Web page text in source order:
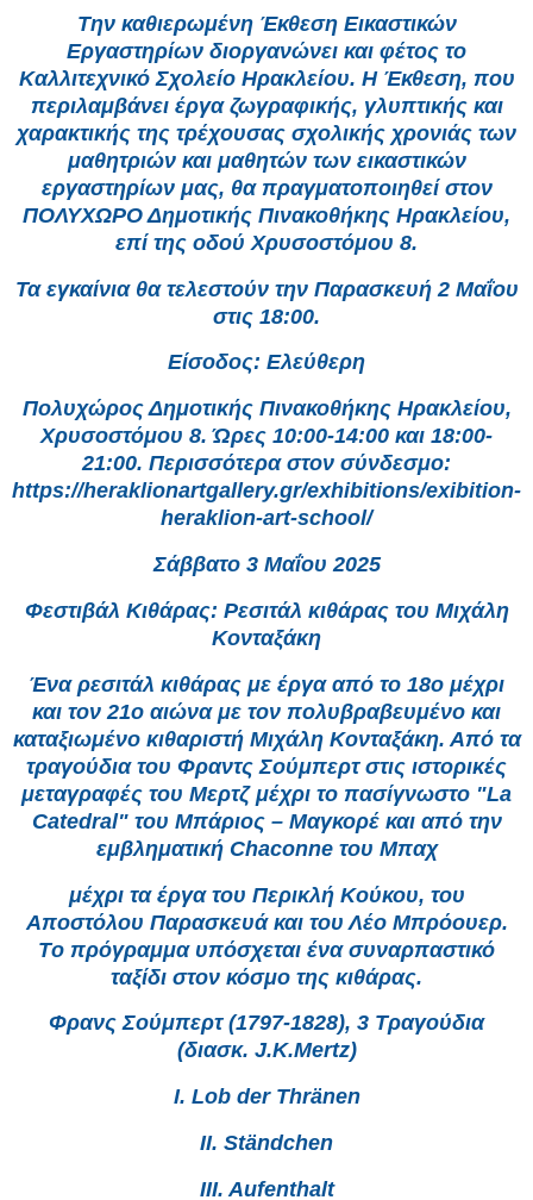
Την καθιερωμένη Έκθεση Εικαστικών
Εργαστηρίων διοργανώνει και φέτος το
Καλλιτεχνικό Σχολείο Ηρακλείου. Η Έκθεση, που
περιλαμβάνει έργα ζωγραφικής, γλυπτικής και
χαρακτικής της τρέχουσας σχολικής χρονιάς των
μαθητριών και μαθητών των εικαστικών
εργαστηρίων μας, θα πραγματοποιηθεί στον
ΠΟΛΥΧΩΡΟ Δημοτικής Πινακοθήκης Ηρακλείου,
επί της οδού Χρυσοστόμου 8.
Τα εγκαίνια θα τελεστούν την Παρασκευή 2 Μαΐου
στις 18:00.
Είσοδος: Ελεύθερη
Πολυχώρος Δημοτικής Πινακοθήκης Ηρακλείου,
Χρυσοστόμου 8. Ώρες 10:00-14:00 και 18:00-
21:00. Περισσότερα στον σύνδεσμο:
https://heraklionartgallery.gr/exhibitions/exibition-
heraklion-art-school/
Σάββατο 3 Μαΐου 2025
Φεστιβάλ Κιθάρας: Ρεσιτάλ κιθάρας του Μιχάλη
Κονταξάκη
Ένα ρεσιτάλ κιθάρας με έργα από το 18ο μέχρι
και τον 21ο αιώνα με τον πολυβραβευμένο και
καταξιωμένο κιθαριστή Μιχάλη Κονταξάκη. Από τα
τραγούδια του Φραντς Σούμπερτ στις ιστορικές
μεταγραφές του Μερτζ μέχρι το πασίγνωστο "La
Catedral" του Μπάριος – Μαγκορέ και από την
εμβληματική Chaconne του Μπαχ
μέχρι τα έργα του Περικλή Κούκου, του
Αποστόλου Παρασκευά και του Λέο Μπρόουερ.
Tο πρόγραμμα υπόσχεται ένα συναρπαστικό
ταξίδι στον κόσμο της κιθάρας.
Φρανς Σούμπερτ (1797-1828), 3 Τραγούδια
(διασκ. J.K.Mertz)
I. Lob der Thränen
II. Ständchen
III. Aufenthalt